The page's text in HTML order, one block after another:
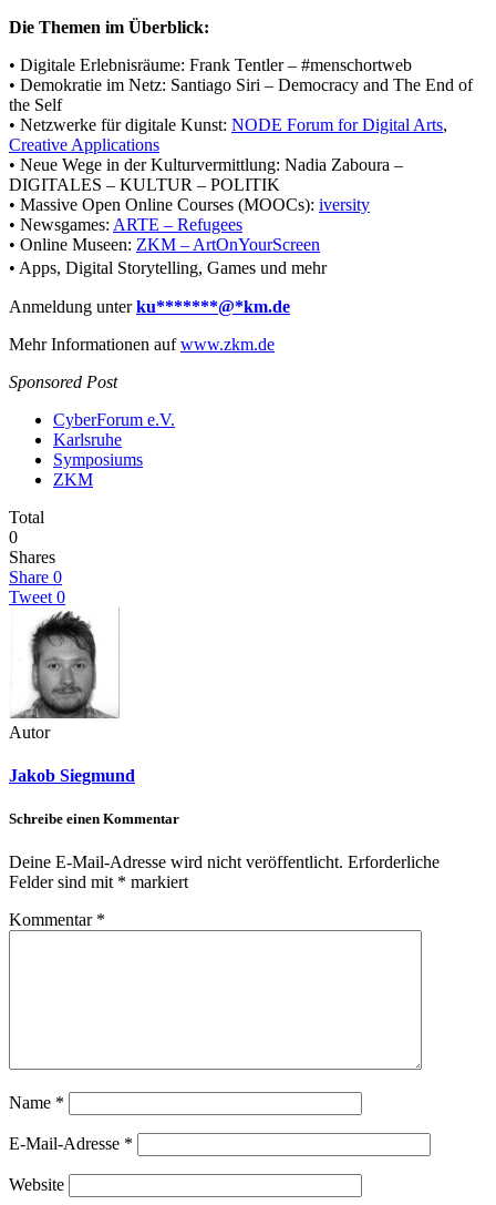
Die Themen im Überblick:
• Digitale Erlebnisräume: Frank Tentler – #menschortweb
• Demokratie im Netz: Santiago Siri – Democracy and The End of
the Self
• Netzwerke für digitale Kunst: NODE Forum for Digital Arts,
Creative Applications
• Neue Wege in der Kulturvermittlung: Nadia Zaboura –
DIGITALES – KULTUR – POLITIK
• Massive Open Online Courses (MOOCs): iversity
• Newsgames: ARTE – Refugees
• Online Museen: ZKM – ArtOnYourScreen
• Apps, Digital Storytelling, Games und mehr
Anmeldung unterku*******@*km.de
Mehr Informationen aufwww.zkm.de
Sponsored Post
CyberForum e.V.
Karlsruhe
Symposiums
ZKM
Total
0
Shares
Share 0
Tweet 0
Autor
Jakob Siegmund
Schreibe einen Kommentar
Deine E-Mail-Adresse wird nicht veröffentlicht. Erforderliche
Felder sind mit * markiert
Kommentar *
Name *
E-Mail-Adresse *
Website